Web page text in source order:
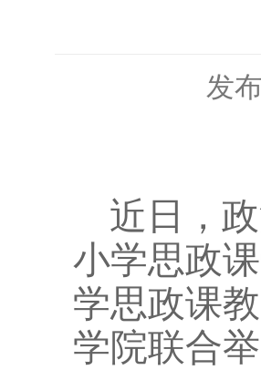
发
近日，
小学思政
学思政课
学院联合